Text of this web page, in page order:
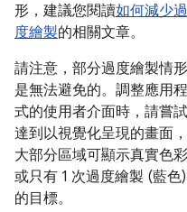
形，建議您閱讀如何減少過
度繪製的相關文章。
請注意，部分過度繪製情形
是無法避免的。調整應用程
式的使用者介面時，請嘗試
達到以視覺化呈現的畫面，
大部分區域可顯示真實色彩
或只有 1 次過度繪製 (藍色)
的目標。